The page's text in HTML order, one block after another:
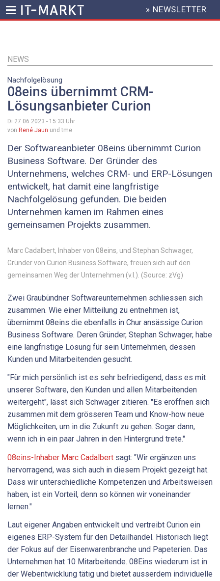
Inhalt
HEADER
MENU
» NEWSLETTER
NEWS
Nachfolgelösung
08eins übernimmt CRM-
Lösungsanbieter Curion
Di 27.06.2023 - 15:33 Uhr
von René Jaun und tme
Der Softwareanbieter 08eins übernimmt Curion
Business Software. Der Gründer des
Unternehmens, welches CRM- und ERP-Lösungen
entwickelt, hat damit eine langfristige
Nachfolgelösung gefunden. Die beiden
Unternehmen kamen im Rahmen eines
gemeinsamen Projekts zusammen.
Marc Cadalbert, Inhaber von 08eins, und Stephan Schwager,
Gründer von Curion Business Software, freuen sich auf den
gemeinsamen Weg der Unternehmen (v.l.). (Source: zVg)
Zwei Graubündner Softwareunternehmen schliessen sich
zusammen. Wie einer Mitteilung zu entnehmen ist,
übernimmt 08eins die ebenfalls in Chur ansässige Curion
Business Software. Deren Gründer, Stephan Schwager, habe
eine langfristige Lösung für sein Unternehmen, dessen
Kunden und Mitarbeitenden gesucht.
"Für mich persönlich ist es sehr befriedigend, dass es mit
unserer Software, den Kunden und allen Mitarbeitenden
weitergeht", lässt sich Schwager zitieren. "Es eröffnen sich
zusammen mit dem grösseren Team und Know-how neue
Möglichkeiten, um in die Zukunft zu gehen. Sogar dann,
wenn ich in ein paar Jahren in den Hintergrund trete."
08eins-Inhaber Marc Cadalbert sagt: "Wir ergänzen uns
hervorragend, was sich auch in diesem Projekt gezeigt hat.
Dass wir unterschiedliche Kompetenzen und Arbeitsweisen
haben, ist ein Vorteil, denn so können wir voneinander
lernen."
Laut eigener Angaben entwickelt und vertreibt Curion ein
eigenes ERP-System für den Detailhandel. Historisch liegt
der Fokus auf der Eisenwarenbranche und Papeterien. Das
Unternehmen hat 10 Mitarbeitende. 08Eins wiederum ist in
der Webentwicklung tätig und bietet ausserdem individuelle